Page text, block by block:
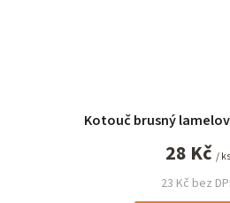
Kotouč brusný
23 Kč bez
28 Kč / ks